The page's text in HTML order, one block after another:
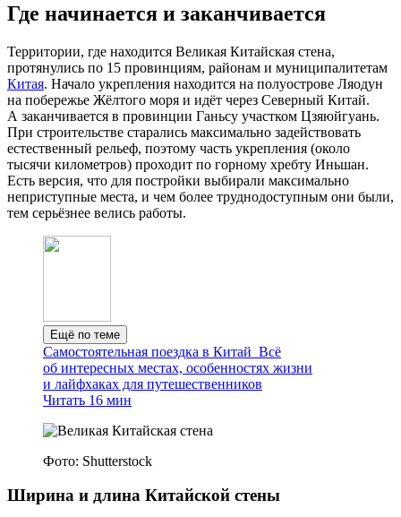
Где начинается и заканчивается
Территории, где находится Великая Китайская стена,
протянулись по 15 провинциям, районам и муниципалитетам
Китая. Начало укрепления находится на полуострове Ляодун
на побережье Жёлтого моря и идёт через Северный Китай.
А заканчивается в провинции Ганьсу участком Цзяюйгуань.
При строительстве старались максимально задействовать
естественный рельеф, поэтому часть укрепления (около
тысячи километров) проходит по горному хребту Иньшан.
Есть версия, что для постройки выбирали максимально
неприступные места, и чем более труднодоступным они были,
тем серьёзнее велись работы.
Ещё по теме
Самостоятельная поездка в Китай Всё
об интересных местах, особенностях жизни
и лайфхаках для путешественников
Читать 16 мин
Фото: Shutterstock
Ширина и длина Китайской стены